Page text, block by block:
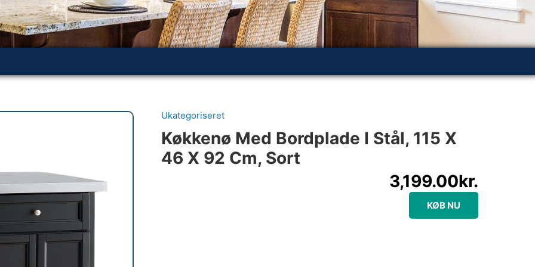
Ukategoriseret
Køkkenø Med Bordplade I Stål, 115 X
46 X 92 Cm, Sort
3,199.00kr.
KØB NU